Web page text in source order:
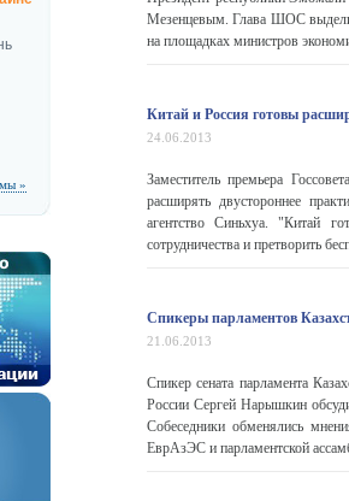
»
Мезенцевым. Глава ШОС
на площадках министров
Китай и Россия готовы
24.06.2013
Заместитель премьера
расширять двустороннее
агентство Синьхуа. "Китай
сотрудничества и претворить
Спикеры парламентов
21.06.2013
Спикер сената парламента
России Сергей Нарышкин
Собеседники обменялись
ЕврАзЭС и парламентской